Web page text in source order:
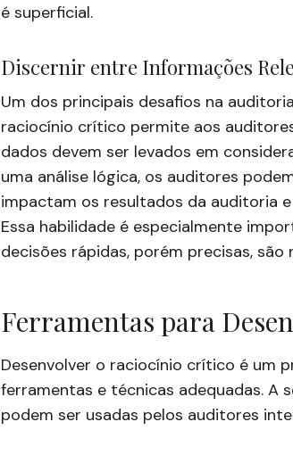
é superficial.
Discernir entre Informações
Um dos principais desafios na
raciocínio crítico permite aos
dados devem ser levados em
uma análise lógica, os auditores
impactam os resultados da auditoria
Essa habilidade é especialmente
decisões rápidas, porém precisas, são
Ferramentas para
Desenvolver o raciocínio crítico é um
ferramentas e técnicas adequadas. A
podem ser usadas pelos auditores